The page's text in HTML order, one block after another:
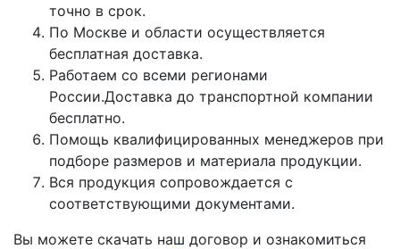
точно в срок.
По Москве и области осуществляется
бесплатная доставка.
Работаем со всеми регионами
России.Доставка до транспортной компании
бесплатно.
Помощь квалифицированных менеджеров при
подборе размеров и материала продукции.
Вся продукция сопровождается с
соответствующими документами.
Вы можете скачать наш договор и ознакомиться